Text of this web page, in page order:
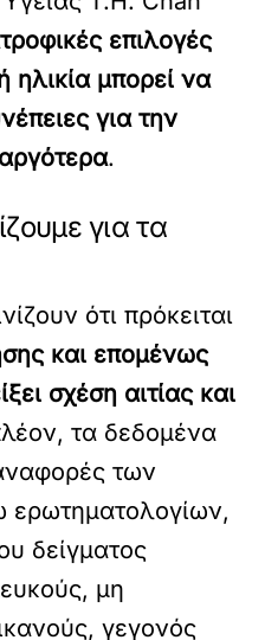
επιλογές
ηλικία μπορεί να
για την
.
για τα
ότι πρόκειται
και επομένως
σχέση αιτίας και
τα δεδομένα
των
ερωτηματολογίων,
δείγματος
μη
γεγονός